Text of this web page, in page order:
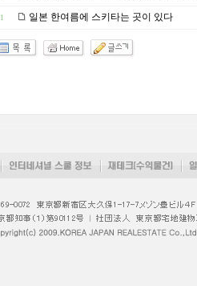
일본 한여름에 스키타는 곳이 있다